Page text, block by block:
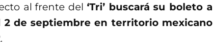
al frente del ‘Tri’ buscará su boleto a
2 de septiembre en territorio mexicano